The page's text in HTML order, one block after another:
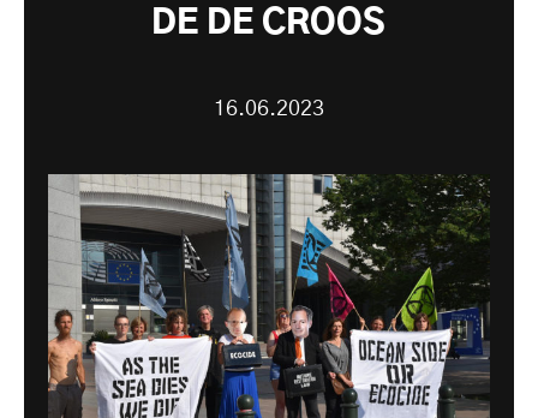
DE DE CROOS
16.06.2023